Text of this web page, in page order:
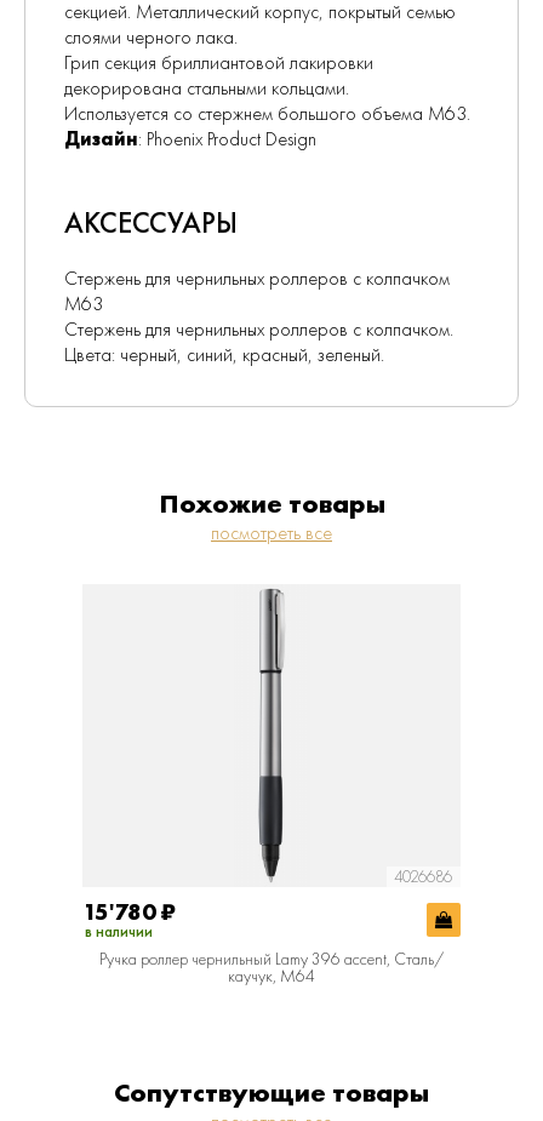
секцией. Металлический корпус, покрытый семью
слоями черного лака.
Грип секция бриллиантовой лакировки
декорирована стальными кольцами.
Используется со стержнем большого объема М63.
Дизайн: Phoenix Product Design
АКСЕССУАРЫ
Стержень для чернильных роллеров с колпачком
М63
Стержень для чернильных роллеров с колпачком.
Цвета: черный, синий, красный, зеленый.
Похожие товары
посмотреть все
4026686
15'780₽
в наличии
Ручка роллер чернильный Lamy 396 accent, Сталь/
каучук, M64
Сопутствующие товары